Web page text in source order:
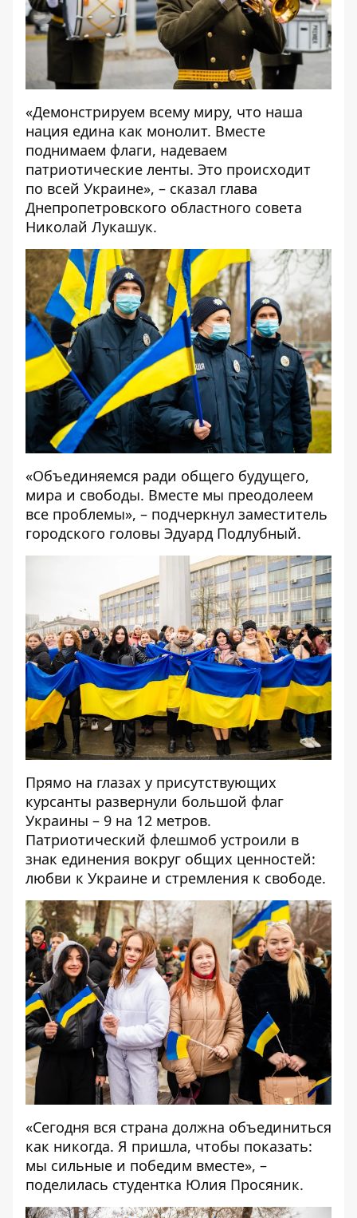
«Демонстрируем всему миру, что наша
нация едина как монолит. Вместе
поднимаем флаги, надеваем
патриотические ленты. Это происходит
по всей Украине», – сказал глава
Днепропетровского областного совета
Николай Лукашук.
«Объединяемся ради общего будущего,
мира и свободы. Вместе мы преодолеем
все проблемы», – подчеркнул заместитель
городского головы Эдуард Подлубный.
Прямо на глазах у присутствующих
курсанты развернули большой флаг
Украины – 9 на 12 метров.
Патриотический флешмоб устроили в
знак единения вокруг общих ценностей:
любви к Украине и стремления к свободе.
«Сегодня вся страна должна объединиться
как никогда. Я пришла, чтобы показать:
мы сильные и победим вместе», –
поделилась студентка Юлия Просяник.